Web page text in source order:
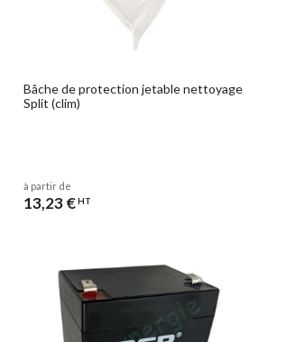
Bâche de protection jetable nettoyage
Split (clim)
à partir de
13,23 €HT